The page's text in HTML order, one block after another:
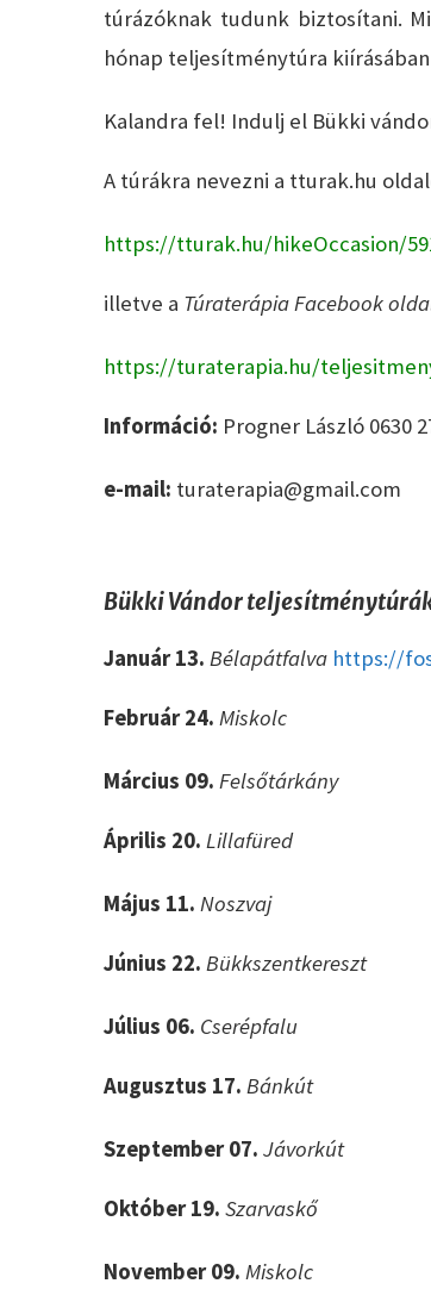
túrázóknak tudunk biztosítani.
hónap teljesítménytúra
Kalandra fel! Indulj el Bükki
A túrákra nevezni a tturak.hu
https://tturak.hu/hikeOccasion/
illetve a Túraterápia Facebook
https://turaterapia.hu/
Információ: Progner László 0630
e-mail: turaterapia@gmail.com
Bükki Vándor
Január 13. Bélapátfalva https://
Február 24. Miskolc
Március 09. Felsőtárkány
Április 20. Lillafüred
Május 11. Noszvaj
Június 22. Bükkszentkereszt
Július 06. Cserépfalu
Augusztus 17. Bánkút
Szeptember 07. Jávorkút
Október 19. Szarvaskő
November 09. Miskolc